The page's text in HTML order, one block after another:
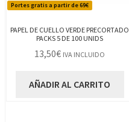
Portes gratis a partir de 69€
PAPEL DE CUELLO VERDE PRECORTADO
PACKS 5 DE 100 UNIDS
13,50€ IVA INCLUIDO
AÑADIR AL CARRITO